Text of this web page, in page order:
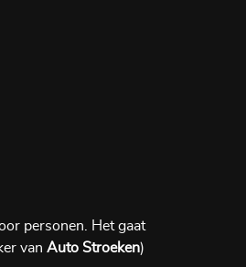
personen. Het gaat
van Auto Stroeken)